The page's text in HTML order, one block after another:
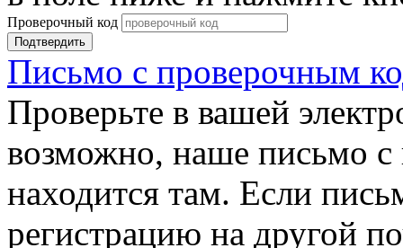
Проверочный код
Подтвердить
Письмо с проверочным
Проверьте в вашей
возможно, наше письмо с
находится там. Если
регистрацию на другой